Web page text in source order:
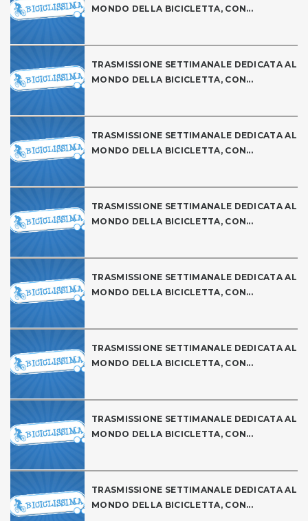
MONDO DELLA BICICLETTA, CON...
TRASMISSIONE SETTIMANALE DEDICATA AL
MONDO DELLA BICICLETTA, CON...
TRASMISSIONE SETTIMANALE DEDICATA AL
MONDO DELLA BICICLETTA, CON...
TRASMISSIONE SETTIMANALE DEDICATA AL
MONDO DELLA BICICLETTA, CON...
TRASMISSIONE SETTIMANALE DEDICATA AL
MONDO DELLA BICICLETTA, CON...
TRASMISSIONE SETTIMANALE DEDICATA AL
MONDO DELLA BICICLETTA, CON...
TRASMISSIONE SETTIMANALE DEDICATA AL
MONDO DELLA BICICLETTA, CON...
TRASMISSIONE SETTIMANALE DEDICATA AL
MONDO DELLA BICICLETTA, CON...